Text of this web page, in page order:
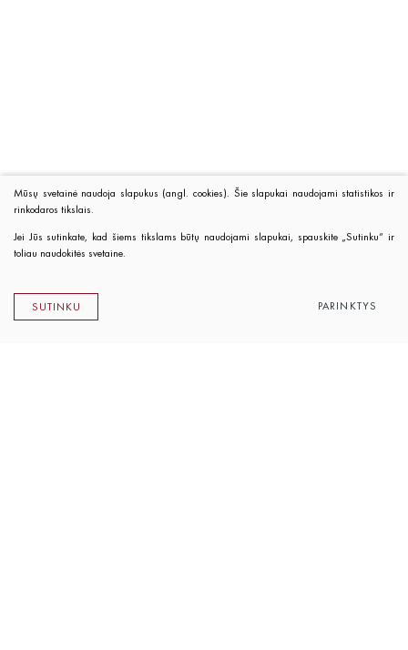
Mūsų svetainė naudoja slapukus (angl. cookies). Šie slapukai naudojami statistikos ir
rinkodaros tikslais.
Jei Jūs sutinkate, kad šiems tikslams būtų naudojami slapukai, spauskite „Sutinku“ ir
toliau naudokitės svetaine.
SUTINKU PARINKTYS